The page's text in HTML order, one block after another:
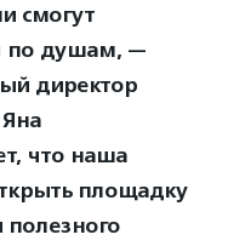
смогут
по душам, —
директор
что наша
площадку